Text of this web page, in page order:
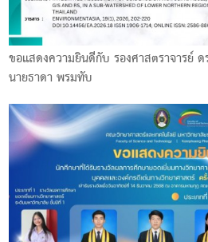
ขอแสดงความยินดีกับ รองศาสตราจารย์
นายธาดา พรมทับ